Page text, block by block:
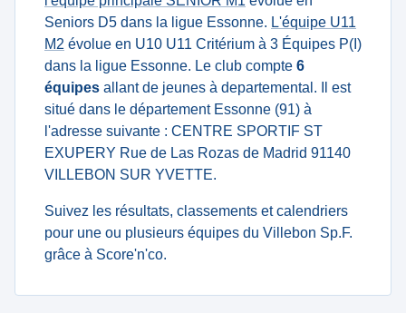
Seniors D5 dans la ligue Essonne. L'équipe U11
M2 évolue en U10 U11 Critérium à 3 Équipes P(I)
dans la ligue Essonne. Le club compte 6
équipes allant de jeunes à departemental. Il est
situé dans le département Essonne (91) à
l'adresse suivante : CENTRE SPORTIF ST
EXUPERY Rue de Las Rozas de Madrid 91140
VILLEBON SUR YVETTE.
Suivez les résultats, classements et calendriers
pour une ou plusieurs équipes du Villebon Sp.F.
grâce à Score'n'co.